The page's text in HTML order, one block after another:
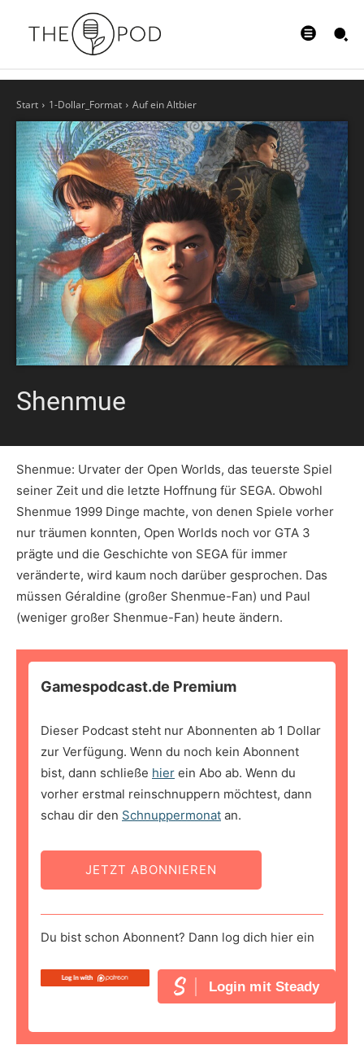
Start 1-Dollar_Format Auf ein Altbier
Shenmue
Shenmue: Urvater der Open Worlds, das teuerste Spiel
seiner Zeit und die letzte Hoffnung für SEGA. Obwohl
Shenmue 1999 Dinge machte, von denen Spiele vorher
nur träumen konnten, Open Worlds noch vor GTA 3
prägte und die Geschichte von SEGA für immer
veränderte, wird kaum noch darüber gesprochen. Das
müssen Géraldine (großer Shenmue-Fan) und Paul
(weniger großer Shenmue-Fan) heute ändern.
Gamespodcast.de Premium
Dieser Podcast steht nur Abonnenten ab 1 Dollar
zur Verfügung. Wenn du noch kein Abonnent
bist, dann schließe hier ein Abo ab. Wenn du
vorher erstmal reinschnuppern möchtest, dann
schau dir den Schnuppermonat an.
JETZT ABONNIEREN
Du bist schon Abonnent? Dann log dich hier ein
Login mit Steady